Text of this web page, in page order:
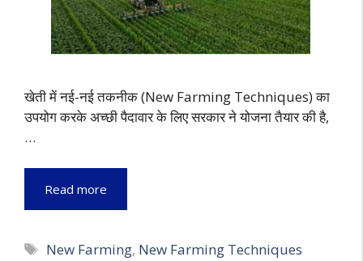
खेती में नई-नई तकनीक (New Farming Techniques) का
उपयोग करके अच्छी पैदावार के लिए सरकार ने योजना तैयार की है,
…
Read more
Tags
New Farming, New Farming Techniques